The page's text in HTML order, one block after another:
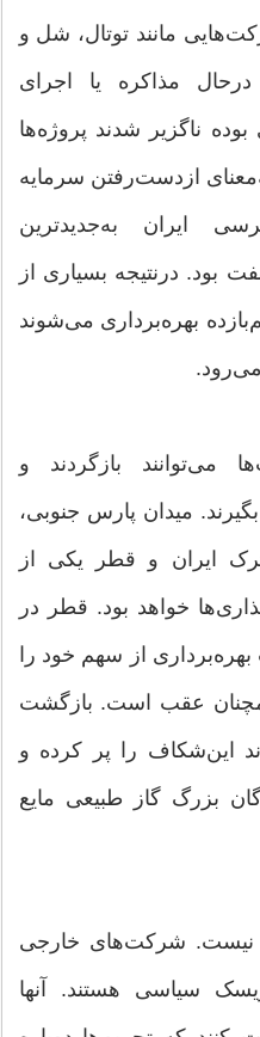
مانند توتال، شل و
مذاکره یا اجرای
بوده ناگزیر شدند پروژه‌ها
ازدست‌رفتن سرمایه
ایران به‌جدیدترین
بود. درنتیجه بسیاری از
بهره‌برداری می‌شوند
می‌رود.
می‌توانند بازگردند و
میدان پارس جنوبی،
ایران و قطر یکی از
خواهد بود. قطر در
از سهم خود را
همچنان عقب است. بازگشت
این‌شکاف را پر کرده و
بزرگ گاز طبیعی مایع
نیست. شرکت‌های خارجی
سیاسی هستند. آنها